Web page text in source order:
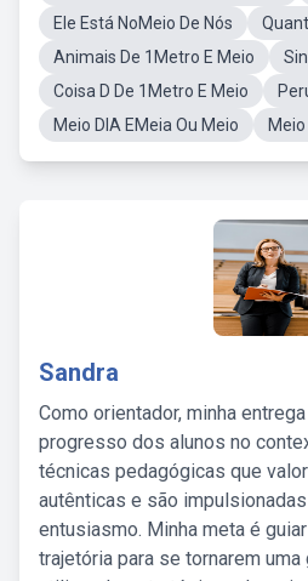
Ele Está NoMeio De Nós
Animais De 1Metro E Meio
Coisa D De 1Metro E Meio
Meio DIA EMeia Ou Meio
Sandra
Como orientador, minha
progresso dos alunos no
técnicas pedagógicas que
autênticas e são
entusiasmo. Minha meta é
trajetória para se tornarem